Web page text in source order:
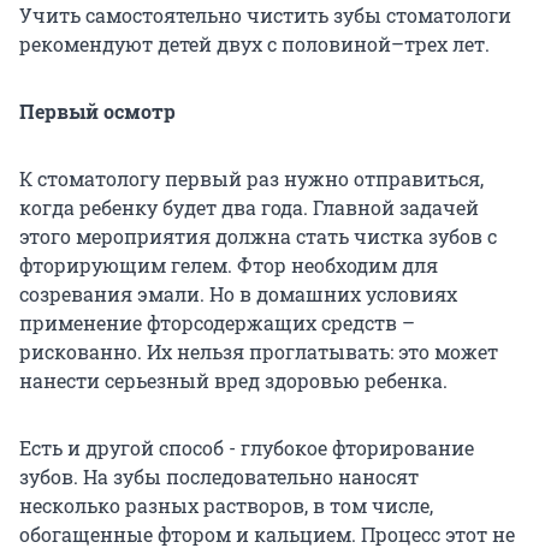
Учить самостоятельно чистить зубы стоматологи
рекомендуют детей двух с половиной–трех лет.
Первый осмотр
К стоматологу первый раз нужно отправиться,
когда ребенку будет два года. Главной задачей
этого мероприятия должна стать чистка зубов с
фторирующим гелем. Фтор необходим для
созревания эмали. Но в домашних условиях
применение фторсодержащих средств –
рискованно. Их нельзя проглатывать: это может
нанести серьезный вред здоровью ребенка.
Есть и другой способ - глубокое фторирование
зубов. На зубы последовательно наносят
несколько разных растворов, в том числе,
обогащенные фтором и кальцием. Процесс этот не